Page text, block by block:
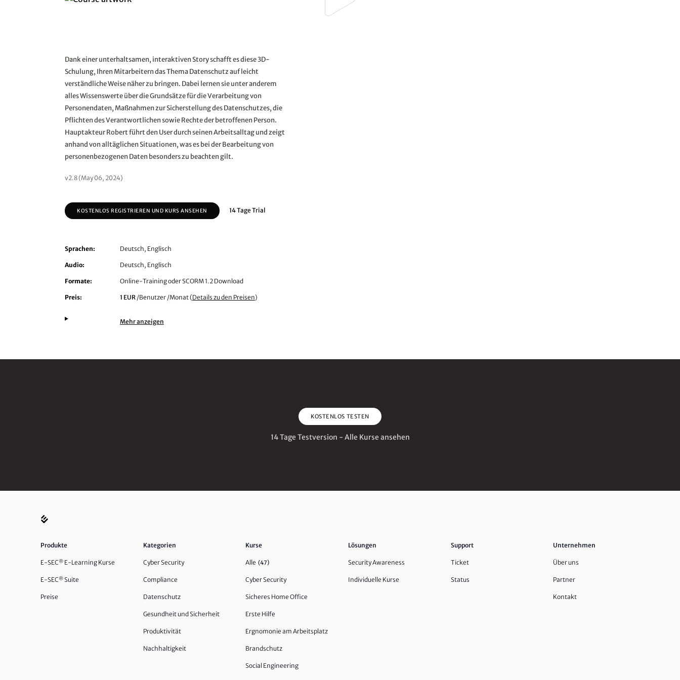
Dank einer unterhaltsamen, interaktiven Story schafft es diese 3D-
Schulung, Ihren Mitarbeitern das Thema Datenschutz auf leicht
verständliche Weise näher zu bringen. Dabei lernen sie unter anderem
alles Wissenswerte über die Grundsätze für die Verarbeitung von
Personendaten, Maßnahmen zur Sicherstellung des Datenschutzes, die
Pflichten des Verantwortlichen sowie Rechte der betroffenen Person.
Hauptakteur Robert führt den User durch seinen Arbeitsalltag und zeigt
anhand von alltäglichen Situationen, was es bei der Bearbeitung von
personenbezogenen Daten besonders zu beachten gilt.
v2.8 (May 06, 2024)
KOSTENLOS REGISTRIEREN UND KURS ANSEHEN 14 Tage Trial
Sprachen: Deutsch, Englisch
Audio: Deutsch, Englisch
Formate: Online-Training oder SCORM 1.2 Download
Preis: 1 EUR/Benutzer /Monat (Details zu den Preisen)
Mehr anzeigen
KOSTENLOS TESTEN
14 Tage Testversion - Alle Kurse ansehen
Produkte
E-SEC® E-Learning Kurse
E-SEC®Suite
Preise
Kategorien
Cyber Security
Compliance
Datenschutz
Gesundheit und Sicherheit
Produktivität
Nachhaltigkeit
Kurse
Alle (47)
Cyber Security
Sicheres Home Office
Erste Hilfe
Ergnomonie am Arbeitsplatz
Brandschutz
Social Engineering
Lösungen
Security Awareness
Individuelle Kurse
Support
Ticket
Status
Unternehmen
Über uns
Partner
Kontakt